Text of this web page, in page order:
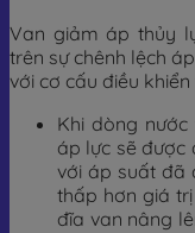
Van giảm áp thủy
trên sự chênh lệch
với cơ cấu điều
Khi dòng
áp lực sẽ được
với áp suất đã
thấp hơn giá
đĩa van nâng